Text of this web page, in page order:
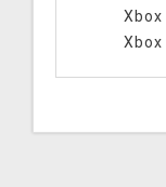
Xbox
Xbox